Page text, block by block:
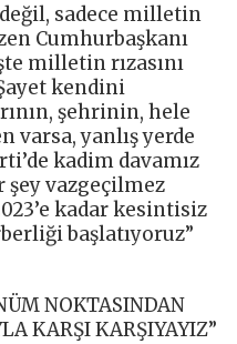
sadece milletin
Cumhurbaşkanı
milletin rızasını
kendini
şehrinin, hele
yanlış yerde
kadim davamız
şey vazgeçilmez
kadar kesintisiz
başlatıyoruz”
NOKTASINDAN
KARŞI KARŞIYAYIZ”